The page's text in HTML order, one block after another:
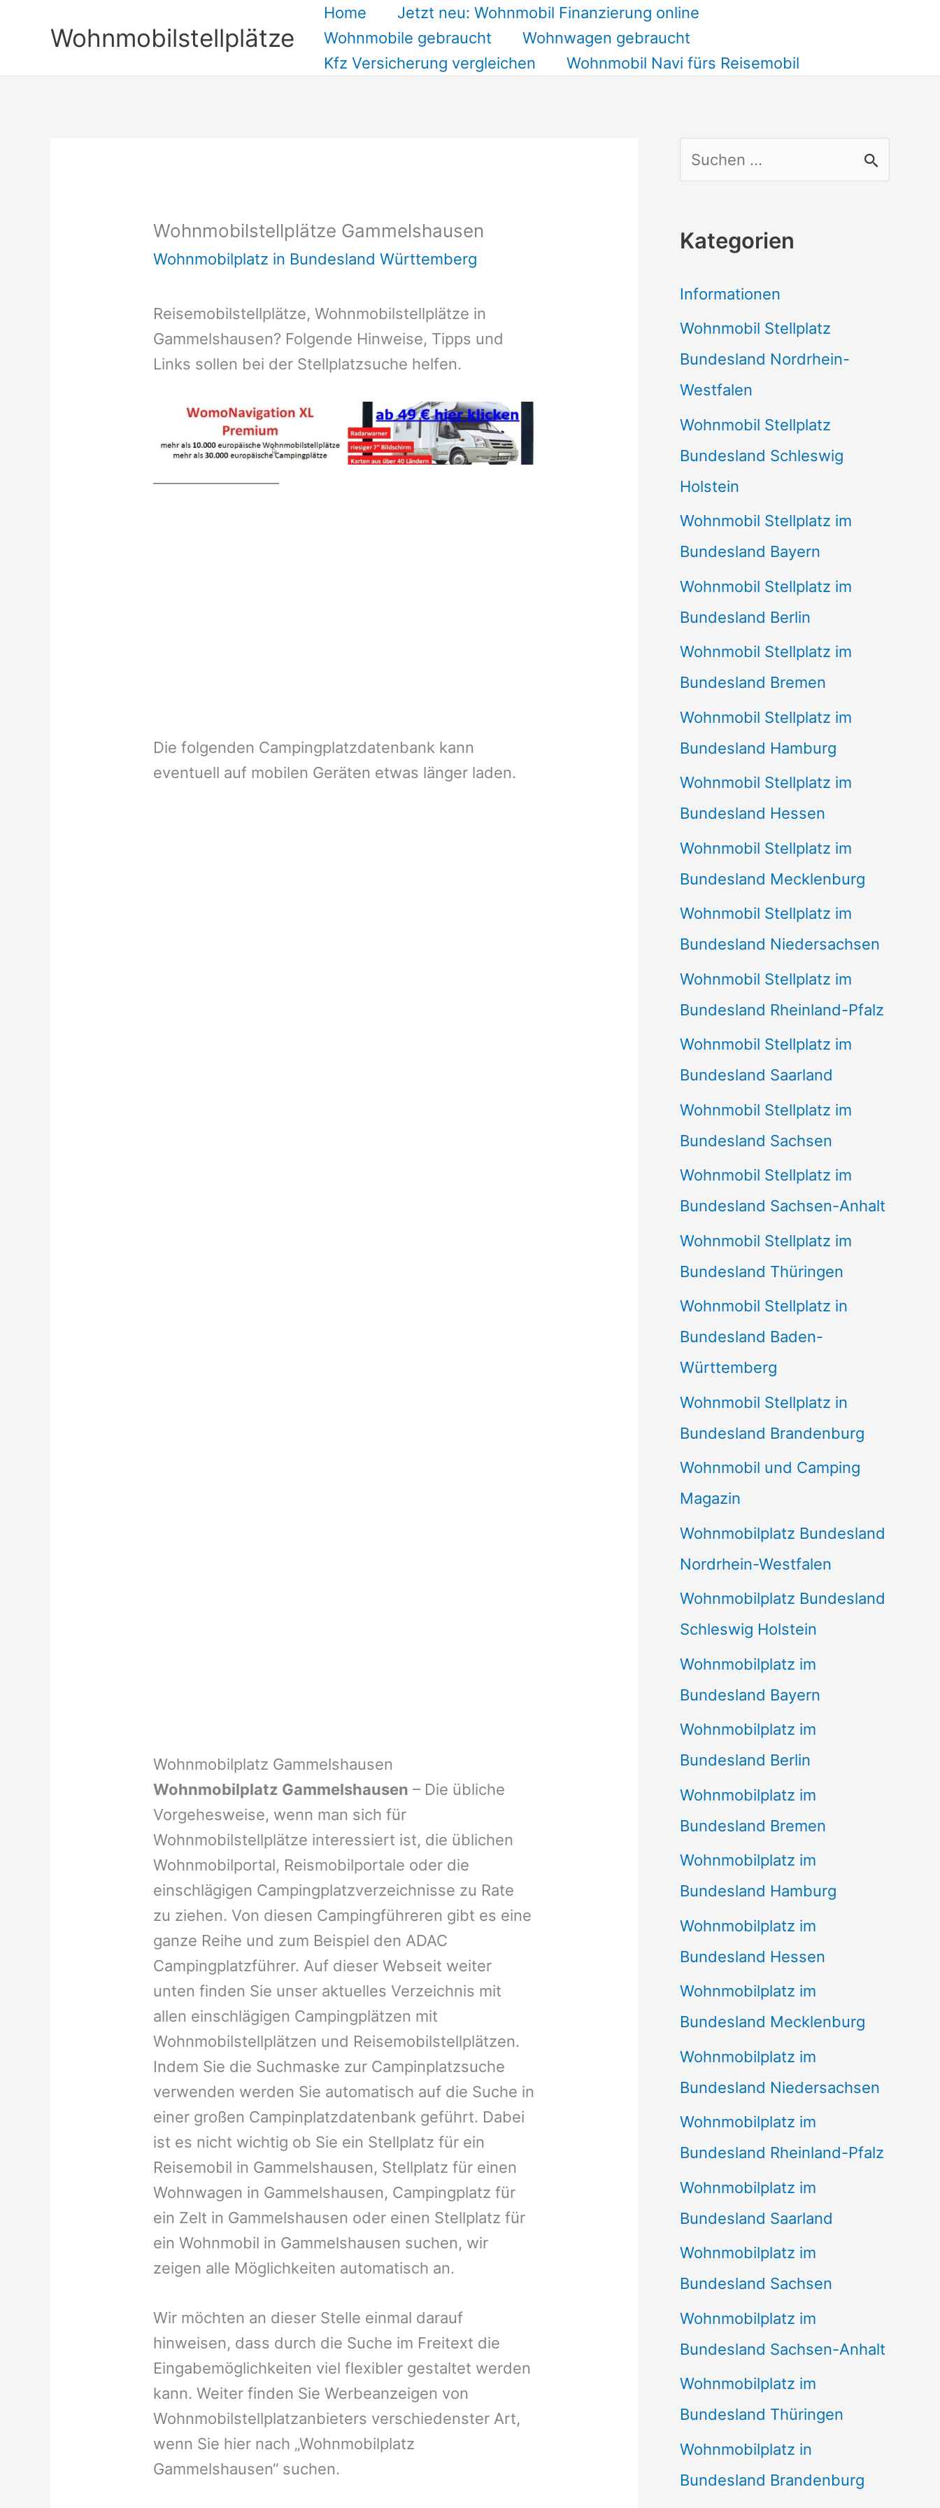
Wohnmobilstellplätze
Home
Jetzt neu: Wohnmobil Finanzierung online
Wohnmobile gebraucht
Wohnwagen gebraucht
Kfz Versicherung vergleichen
Wohnmobil Navi fürs Reisemobil
Wohnmobilstellplätze Gammelshausen
Wohnmobilplatz in Bundesland Württemberg
Reisemobilstellplätze, Wohnmobilstellplätze in
Gammelshausen? Folgende Hinweise, Tipps und
Links sollen bei der Stellplatzsuche helfen.
Die folgenden Campingplatzdatenbank kann
eventuell auf mobilen Geräten etwas länger laden.
Wohnmobilplatz Gammelshausen
Wohnmobilplatz Gammelshausen – Die übliche
Vorgehesweise, wenn man sich für
Wohnmobilstellplätze interessiert ist, die üblichen
Wohnmobilportal, Reismobilportale oder die
einschlägigen Campingplatzverzeichnisse zu Rate
zu ziehen. Von diesen Campingführeren gibt es eine
ganze Reihe und zum Beispiel den ADAC
Campingplatzführer. Auf dieser Webseit weiter
unten finden Sie unser aktuelles Verzeichnis mit
allen einschlägigen Campingplätzen mit
Wohnmobilstellplätzen und Reisemobilstellplätzen.
Indem Sie die Suchmaske zur Campinplatzsuche
verwenden werden Sie automatisch auf die Suche in
einer großen Campinplatzdatenbank geführt. Dabei
ist es nicht wichtig ob Sie ein Stellplatz für ein
Reisemobil in Gammelshausen, Stellplatz für einen
Wohnwagen in Gammelshausen, Campingplatz für
ein Zelt in Gammelshausen oder einen Stellplatz für
ein Wohnmobil in Gammelshausen suchen, wir
zeigen alle Möglichkeiten automatisch an.
Wir möchten an dieser Stelle einmal darauf
hinweisen, dass durch die Suche im Freitext die
Eingabemöglichkeiten viel flexibler gestaltet werden
kann. Weiter finden Sie Werbeanzeigen von
Wohnmobilstellplatzanbieters verschiedenster Art,
wenn Sie hier nach „Wohnmobilplatz
Gammelshausen“ suchen.
u
h
n
a
c
h
:
Kategorien
Informationen
Wohnmobil Stellplatz
Bundesland Nordrhein-
Westfalen
Wohnmobil Stellplatz
Bundesland Schleswig
Holstein
Wohnmobil Stellplatz im
Bundesland Bayern
Wohnmobil Stellplatz im
Bundesland Berlin
Wohnmobil Stellplatz im
Bundesland Bremen
Wohnmobil Stellplatz im
Bundesland Hamburg
Wohnmobil Stellplatz im
Bundesland Hessen
Wohnmobil Stellplatz im
Bundesland Mecklenburg
Wohnmobil Stellplatz im
Bundesland Niedersachsen
Wohnmobil Stellplatz im
Bundesland Rheinland-Pfalz
Wohnmobil Stellplatz im
Bundesland Saarland
Wohnmobil Stellplatz im
Bundesland Sachsen
Wohnmobil Stellplatz im
Bundesland Sachsen-Anhalt
Wohnmobil Stellplatz im
Bundesland Thüringen
Wohnmobil Stellplatz in
Bundesland Baden-
Württemberg
Wohnmobil Stellplatz in
Bundesland Brandenburg
Wohnmobil und Camping
Magazin
Wohnmobilplatz Bundesland
Nordrhein-Westfalen
Wohnmobilplatz Bundesland
Schleswig Holstein
Wohnmobilplatz im
Bundesland Bayern
Wohnmobilplatz im
Bundesland Berlin
Wohnmobilplatz im
Bundesland Bremen
Wohnmobilplatz im
Bundesland Hamburg
Wohnmobilplatz im
Bundesland Hessen
Wohnmobilplatz im
Bundesland Mecklenburg
Wohnmobilplatz im
Bundesland Niedersachsen
Wohnmobilplatz im
Bundesland Rheinland-Pfalz
Wohnmobilplatz im
Bundesland Saarland
Wohnmobilplatz im
Bundesland Sachsen
Wohnmobilplatz im
Bundesland Sachsen-Anhalt
Wohnmobilplatz im
Bundesland Thüringen
Wohnmobilplatz in
Bundesland Brandenburg